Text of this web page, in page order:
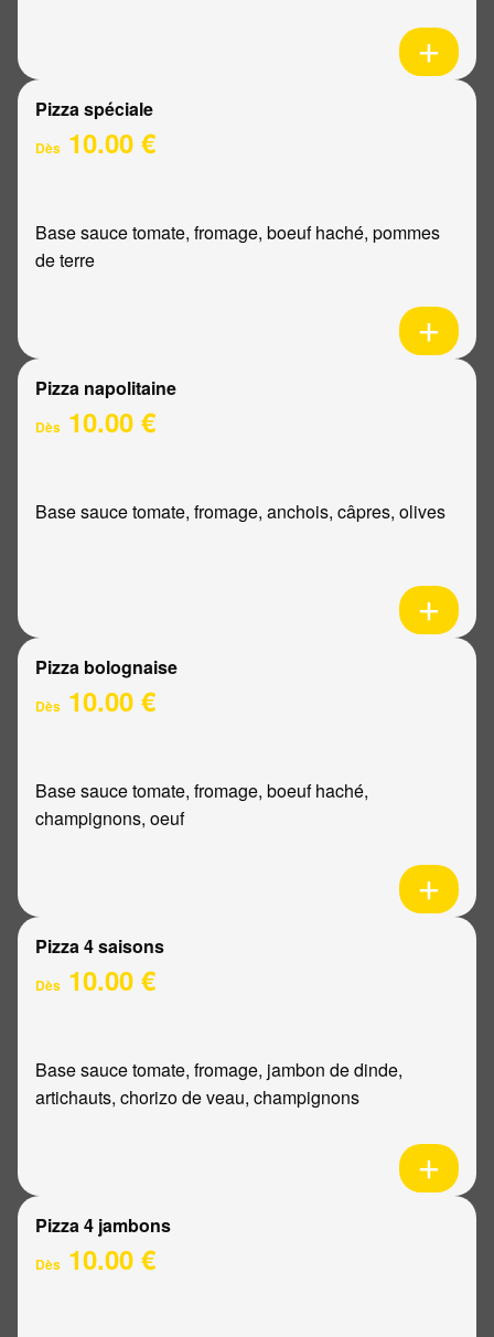
Pizza spéciale
Dès 10.00 €
Base sauce tomate, fromage, boeuf haché, pommes
de terre
Pizza napolitaine
Dès 10.00 €
Base sauce tomate, fromage, anchois, câpres, olives
Pizza bolognaise
Dès 10.00 €
Base sauce tomate, fromage, boeuf haché,
champignons, oeuf
Pizza 4 saisons
Dès 10.00 €
Base sauce tomate, fromage, jambon de dinde,
artichauts, chorizo de veau, champignons
Pizza 4 jambons
Dès 10.00 €